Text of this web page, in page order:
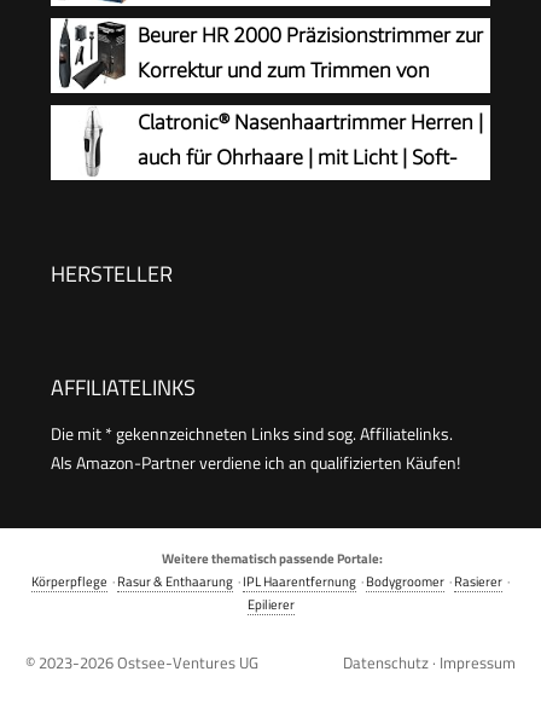
Ohren und Augenbrauen, mit
PrecisionTrim-Technologie, wasserdicht, Modell
NT5650/16
Beurer HR 2000 Präzisionstrimmer zur
Korrektur und zum Trimmen von
Augenbrauen, Nasen- und Ohrhaaren,
inkl. Kammaufsatz und abnehmbarem
Schneidaufsatz
Clatronic® Nasenhaartrimmer Herren |
auch für Ohrhaare | mit Licht | Soft-
entfernen | Nasentrimmer | NE 3595
HERSTELLER
AFFILIATELINKS
Die mit * gekennzeichneten Links sind sog. Affiliatelinks.
Als Amazon-Partner verdiene ich an qualifizierten Käufen!
Weitere thematisch passende Portale:
Körperpflege ·Rasur & Enthaarung ·IPL Haarentfernung ·Bodygroomer ·Rasierer ·
Epilierer
© 2023-2026Ostsee-Ventures UG Datenschutz · Impressum